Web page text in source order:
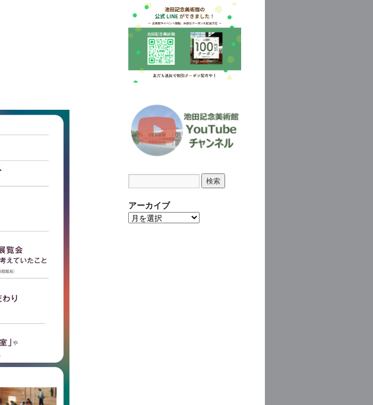
アーカイブ
ア